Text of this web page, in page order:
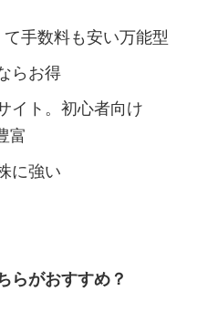
手数料も安い万能型
らお得
イト。初心者向け
富
に強い
らがおすすめ？